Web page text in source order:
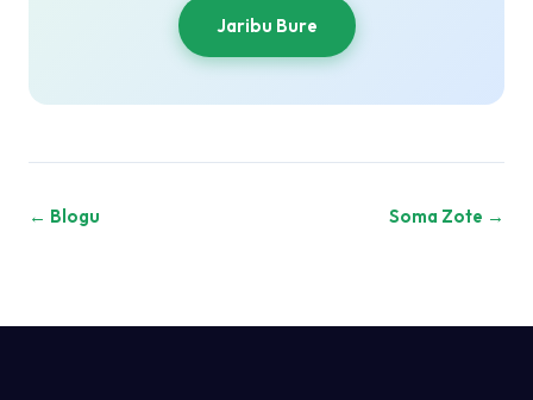
Jaribu Bure
← Blogu Soma Zote →